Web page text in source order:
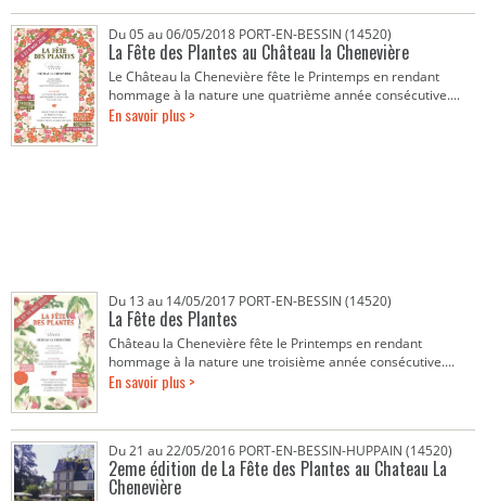
Du 05 au 06/05/2018 PORT-EN-BESSIN (14520)
La Fête des Plantes au Château la Chenevière
Le Château la Chenevière fête le Printemps en rendant
hommage à la nature une quatrième année consécutive....
En savoir plus >
Du 13 au 14/05/2017 PORT-EN-BESSIN (14520)
La Fête des Plantes
Château la Chenevière fête le Printemps en rendant
hommage à la nature une troisième année consécutive....
En savoir plus >
Du 21 au 22/05/2016 PORT-EN-BESSIN-HUPPAIN (14520)
2eme édition de La Fête des Plantes au Chateau La
Chenevière